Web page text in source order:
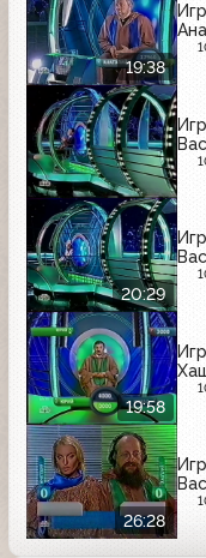
19:38
20:29
19:58
26:28